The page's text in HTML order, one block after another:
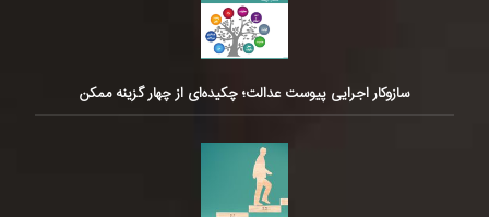
سازوکار اجرایی پیوست عدالت؛ چکیده‌ای از چهار گزینه ممکن